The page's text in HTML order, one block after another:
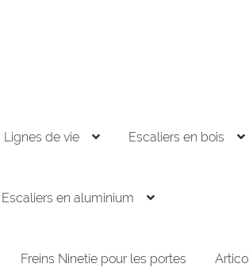
Lignes de vie Escaliers en bois
Escaliers en aluminium
Freins Ninetie pour les portes